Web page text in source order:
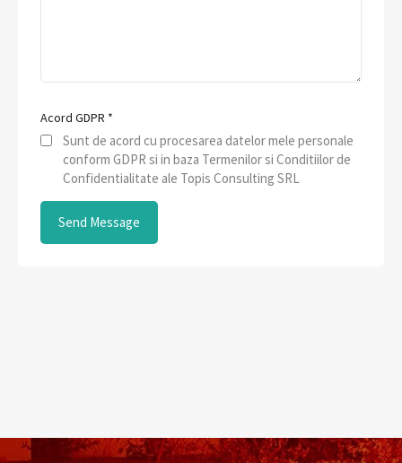
Acord GDPR *
Sunt de acord cu procesarea datelor mele personale
conform GDPR si in baza Termenilor si Conditiilor de
Confidentialitate ale Topis Consulting SRL